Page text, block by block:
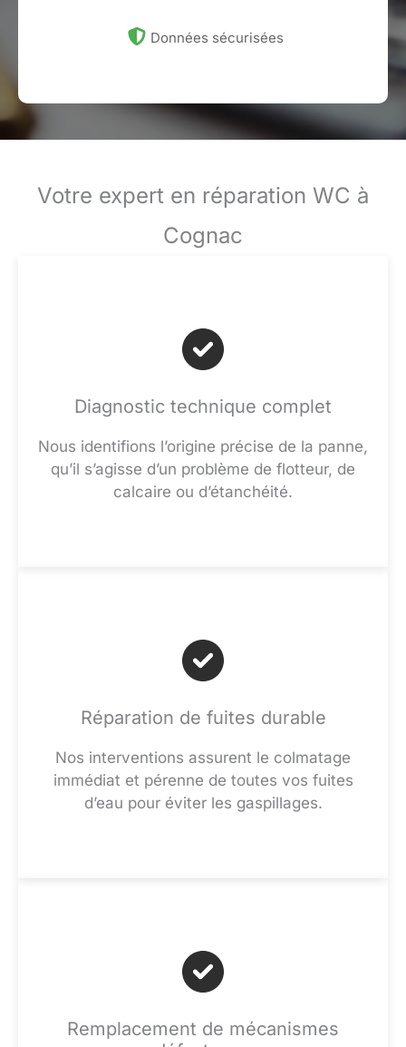
Données sécurisées
Votre expert en réparation WC à
Cognac
Diagnostic technique complet
Nous identifions l’origine précise de la panne,
qu’il s’agisse d’un problème de flotteur, de
calcaire ou d’étanchéité.
Réparation de fuites durable
Nos interventions assurent le colmatage
immédiat et pérenne de toutes vos fuites
d’eau pour éviter les gaspillages.
Remplacement de mécanismes